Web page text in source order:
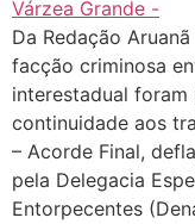
Da Redação
facção criminosa
interestadual foram
continuidade aos
– Acorde Final,
pela Delegacia
Entorpecentes